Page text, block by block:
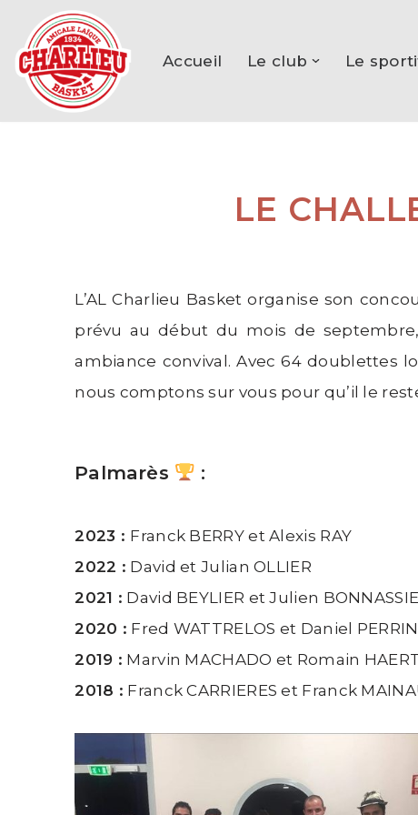
Aller
au
contenu
Accueil Le club Le
LE
L’AL Charlieu Basket organise son
prévu au début du mois de
ambiance convival. Avec 64 doublettes
nous comptons sur vous pour qu’il le
Palmarès :
2023 : Franck BERRY et Alexis RAY
2022 : David et Julian OLLIER
2021 : David BEYLIER et Julien
2020 : Fred WATTRELOS et Daniel PERRIN
2019 : Marvin MACHADO et Romain
2018 : Franck CARRIERES et Franck